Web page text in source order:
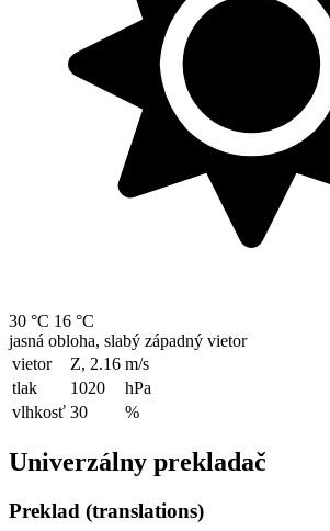
30 °C 16 °C
jasná obloha, slabý západný vietor
vietor
Z, 2.16 m/s
tlak
1020
hPa
vlhkosť 30 %
Univerzálny prekladač
Preklad (translations)